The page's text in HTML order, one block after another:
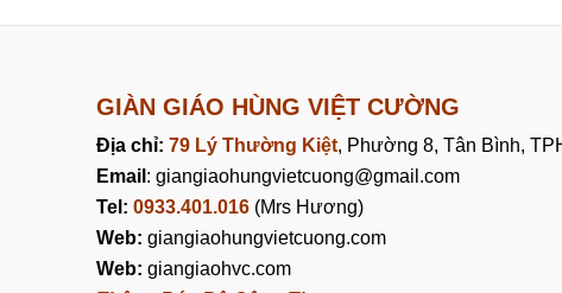
GIÀN GIÁO HÙNG VIỆT CƯỜNG
Địa chỉ: 79 Lý Thường Kiệt, Phường 8, Tân Bình,
Email : giangiaohungvietcuong@gmail.com
Tel: 0933.401.016(Mrs Hương)
Web: giangiaohungvietcuong.com
Web: giangiaohvc.com